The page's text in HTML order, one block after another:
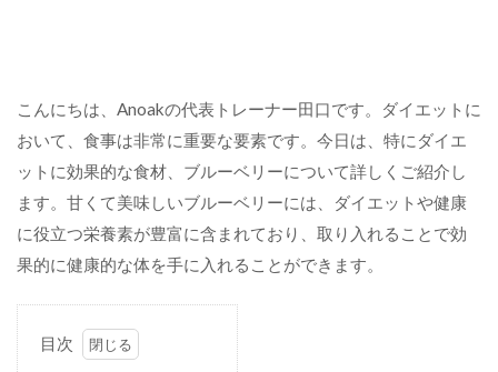
こんにちは、Anoakの代表トレーナー田口です。ダイエットに
おいて、食事は非常に重要な要素です。今日は、特にダイエ
ットに効果的な食材、ブルーベリーについて詳しくご紹介し
ます。甘くて美味しいブルーベリーには、ダイエットや健康
に役立つ栄養素が豊富に含まれており、取り入れることで効
果的に健康的な体を手に入れることができます。
目次